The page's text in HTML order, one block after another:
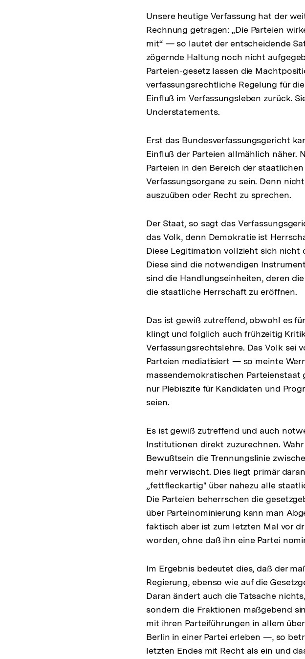
Unsere heutige Verfassung hat der
Rechnung getragen: „Die Parteien
mit“ — so lautet der entscheidende
zögernde Haltung noch nicht
Parteien-gesetz lassen die
verfassungsrechtliche Regelung für
Einfluß im Verfassungsleben zurück.
Understatements.
Erst das Bundesverfassungsgericht
Einfluß der Parteien allmählich näher.
Parteien in den Bereich der
Verfassungsorgane zu sein. Denn
auszuüben oder Recht zu sprechen.
Der Staat, so sagt das
das Volk, denn Demokratie ist
Diese Legitimation vollzieht sich
Diese sind die notwendigen
sind die Handlungseinheiten, deren
die staatliche Herrschaft zu eröffnen.
Das ist gewiß zutreffend, obwohl es
klingt und folglich auch frühzeitig
Verfassungsrechtslehre. Das Volk sei
Parteien mediatisiert — so meinte
massendemokratischen Parteienstaat
nur Plebiszite für Kandidaten und
seien.
Es ist gewiß zutreffend und auch
Institutionen direkt zuzurechnen.
Bewußtsein die Trennungslinie
mehr verwischt. Dies liegt primär
„fettfleckartig" über nahezu alle
Die Parteien beherrschen die
über Parteinominierung kann man
faktisch aber ist zum letzten Mal vor
worden, ohne daß ihn eine Partei
Im Ergebnis bedeutet dies, daß der
Regierung, ebenso wie auf die
Daran ändert auch die Tatsache
sondern die Fraktionen maßgebend
mit ihren Parteiführungen in allem
Berlin in einer Partei erleben —, so
letzten Endes mit Recht als ein und